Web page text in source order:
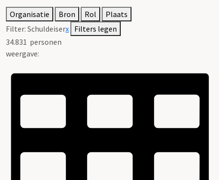
Organisatie Bron Rol
Plaats
Filter: Schuldeiserx Filters legen
34.831 personen
weergave: